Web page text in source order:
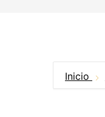
Inicio